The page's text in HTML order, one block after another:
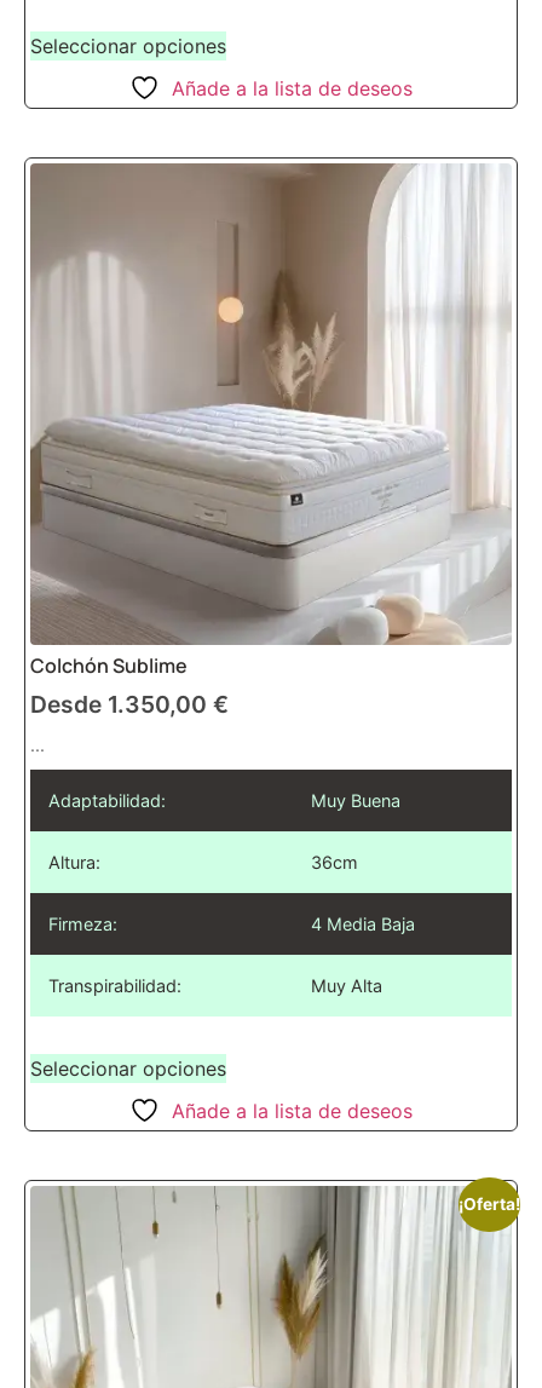
Seleccionar opciones
Añade a la lista de deseos
Colchón Sublime
Desde 1.350,00 €
...
Adaptabilidad: Muy Buena
Altura: 36cm
Firmeza: 4 Media Baja
Transpirabilidad: Muy Alta
Seleccionar opciones
Añade a la lista de deseos
¡Oferta!